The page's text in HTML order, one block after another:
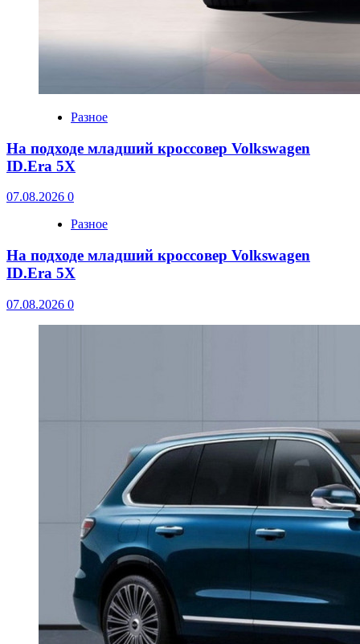
Разное
На подходе младший кроссовер Volkswagen
ID.Era 5X
07.08.2026 0
Разное
На подходе младший кроссовер Volkswagen
ID.Era 5X
07.08.2026 0